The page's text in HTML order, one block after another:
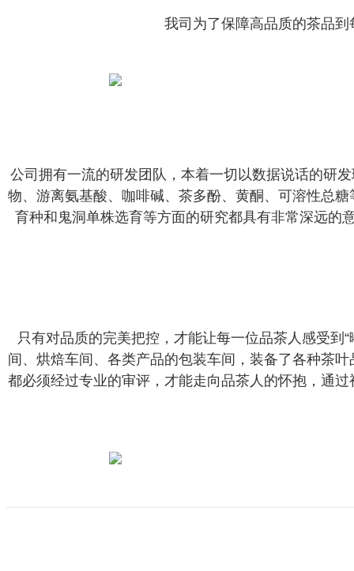
我司为了保障高品质的茶品
公司拥有一流的研发团队，本着一切以数据说话的研
物、游离氨基酸、咖啡碱、茶多酚、黄酮、可溶性总
育种和鬼洞单株选育等方面的研究都具有非常深远的
只有对品质的完美把控，才能让每一位品茶人感受到“
间、烘焙车间、各类产品的包装车间，装备了各种茶叶
都必须经过专业的审评，才能走向品茶人的怀抱，通过